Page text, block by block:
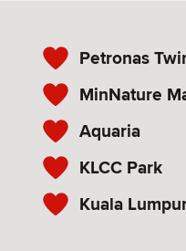
Petronas
MinNature
Aquaria
KLCC Park
Kuala